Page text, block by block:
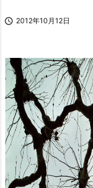
 2012年10月12日